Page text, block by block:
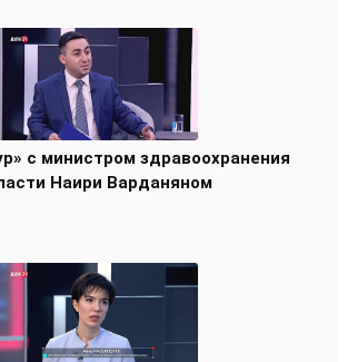
с министром здравоохранения
Наири Варданяном